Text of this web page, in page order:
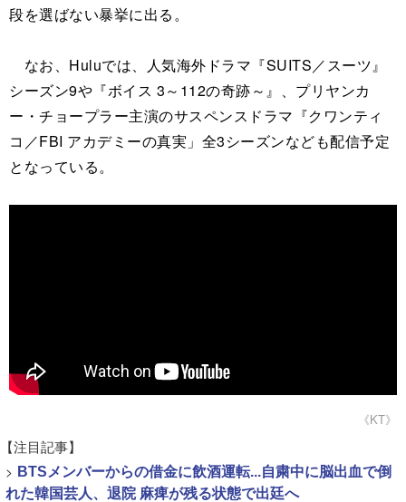
段を選ばない暴挙に出る。
なお、Huluでは、人気海外ドラマ『SUITS／スーツ』
シーズン9や『ボイス 3～112の奇跡～』、プリヤンカ
ー・チョープラー主演のサスペンスドラマ『クワンティ
コ／FBI アカデミーの真実」全3シーズンなども配信予定
となっている。
《KT》
【注目記事】
> BTSメンバーからの借金に飲酒運転...自粛中に脳出血で倒
れた韓国芸人、退院 麻痺が残る状態で出廷へ